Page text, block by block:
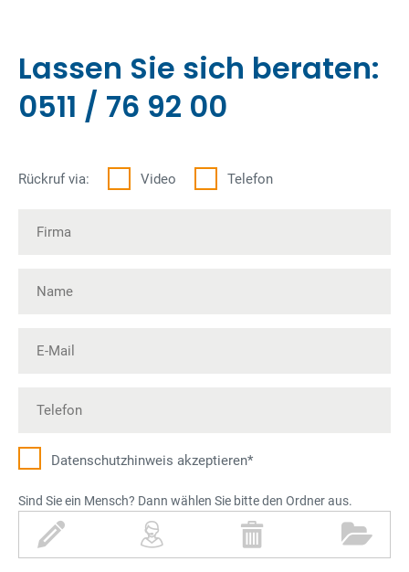
Lassen Sie sich beraten:
0511 / 76 92 00
Rückruf via: Video Telefon
Datenschutz­hinweis akzeptieren*
Sind Sie ein Mensch? Dann wählen Sie bitte den Ordner aus.
S
t e ü
O
r